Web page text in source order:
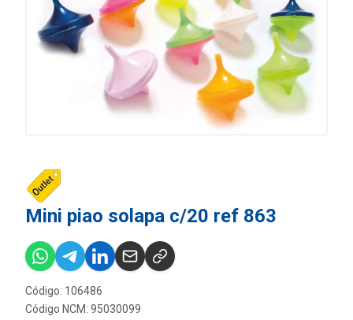
Mini piao solapa c/20 ref 863
Código: 106486
Código NCM: 95030099